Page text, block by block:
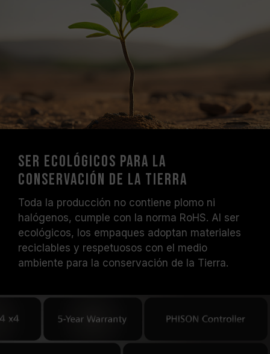
Ser ecológicos para la
conservación de la Tierra
Toda la producción no contiene plomo ni
halógenos, cumple con la norma RoHS. Al ser
ecológicos, los empaques adoptan materiales
reciclables y respetuosos con el medio
ambiente para la conservación de la Tierra.